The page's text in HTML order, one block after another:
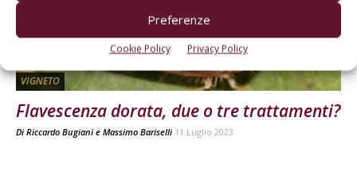
Preferenze
Cookie Policy Privacy Policy
VIGNETO
Flavescenza dorata, due o tre trattamenti?
Di Riccardo Bugiani e Massimo Bariselli 11 Luglio 2023